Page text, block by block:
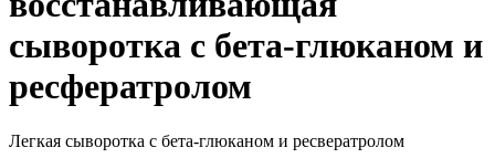
сыворотка с бета-глюканом и
ресфератролом
Легкая сыворотка с бета-глюканом и ресвератролом